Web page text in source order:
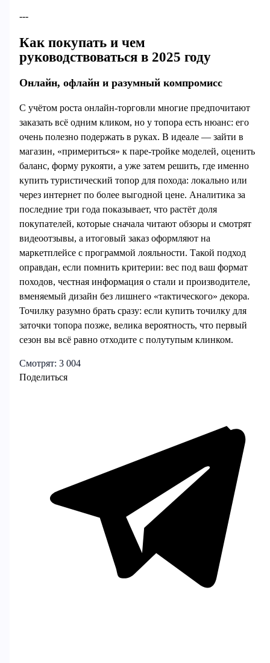
---
Как покупать и чем
руководствоваться в 2025 году
Онлайн, офлайн и разумный компромисс
С учётом роста онлайн‑торговли многие предпочитают
заказать всё одним кликом, но у топора есть нюанс: его
очень полезно подержать в руках. В идеале — зайти в
магазин, «примериться» к паре‑тройке моделей, оценить
баланс, форму рукояти, а уже затем решить, где именно
купить туристический топор для похода: локально или
через интернет по более выгодной цене. Аналитика за
последние три года показывает, что растёт доля
покупателей, которые сначала читают обзоры и смотрят
видеоотзывы, а итоговый заказ оформляют на
маркетплейсе с программой лояльности. Такой подход
оправдан, если помнить критерии: вес под ваш формат
походов, честная информация о стали и производителе,
вменяемый дизайн без лишнего «тактического» декора.
Точилку разумно брать сразу: если купить точилку для
заточки топора позже, велика вероятность, что первый
сезон вы всё равно отходите с полутупым клинком.
Смотрят: 3 004
Поделиться